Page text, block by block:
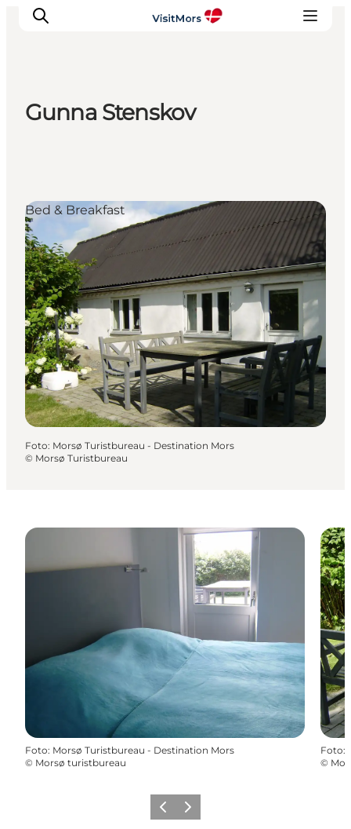
Unterkunft
Pauschalreisen / Urlaub
Planen Sie Ihre Reise
Gunna Stenskov
Bed & Breakfast
Foto: Morsø Turistbureau - Destination Mors
© Morsø Turistbureau
Foto: Morsø Turistbureau - Destination Mors
© Morsø turistbureau
Foto:
©
Vorherige Folie
Nächste Folie